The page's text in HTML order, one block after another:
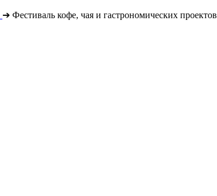
➔ Фестиваль кофе, чая и гастрономических проектов